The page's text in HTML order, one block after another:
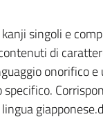
singoli e
di
onorifico